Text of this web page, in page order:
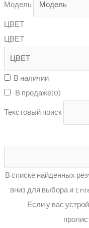
Модель
ЦВЕТ
ЦВЕТ
В наличии
В продаже(0)
Текстовый поиск
В списке найденных
вниз для выбора и
Если у вас